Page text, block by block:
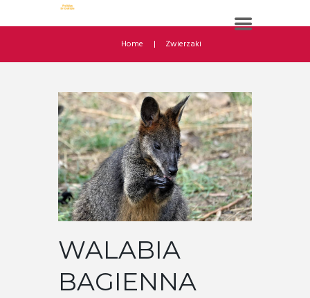
Home Zwierzaki
WALABIA
BAGIENNA